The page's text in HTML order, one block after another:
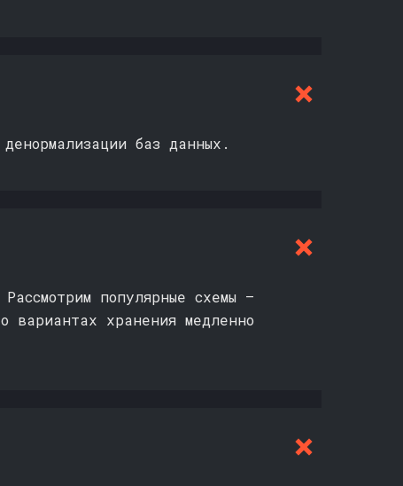
баз данных.
популярные схемы —
вариантах хранения медленно